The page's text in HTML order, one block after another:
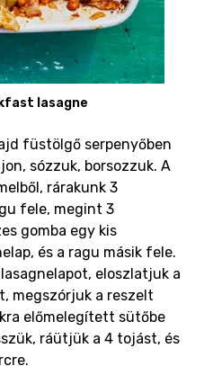
lasagne
füstölgő serpenyőben
sózzuk, borsozzuk. A
rárakunk 3
fele, megint 3
gomba egy kis
és a ragu másik fele.
eloszlatjuk a
megszórjuk a reszelt
előmelegített sütőbe
ráütjük a 4 tojást, és